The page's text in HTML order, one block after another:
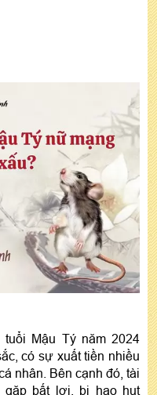
Mậu Tý năm 2024
có sự xuất tiền nhiều
nhân. Bên cạnh đó, tài
gặp bất lợi, bị hao hụt